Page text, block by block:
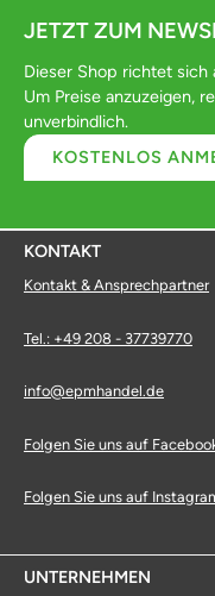
JETZT ZUM
Dieser Shop richtet sich
Um Preise anzuzeigen,
unverbindlich.
KOSTENLOS
KONTAKT
Kontakt & Ansprechpartner
Tel.: +49 208 - 37739770
info@epmhandel.de
Folgen Sie uns auf
Folgen Sie uns auf
UNTERNEHMEN